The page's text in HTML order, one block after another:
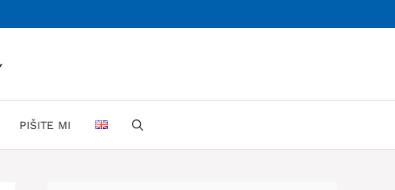
PIŠITE MI